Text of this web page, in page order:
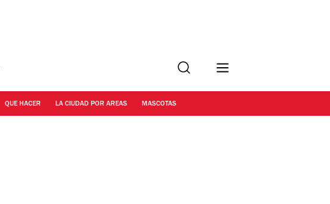
Buscar
QUE HACER LA CIUDAD POR AREAS MASCOTAS